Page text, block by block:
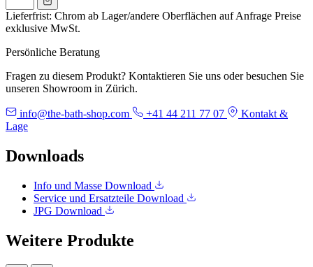
Lieferfrist: Chrom ab Lager/andere Oberflächen auf Anfrage Preise
exklusive MwSt.
Persönliche Beratung
Fragen zu diesem Produkt? Kontaktieren Sie uns oder besuchen Sie
unseren Showroom in Zürich.
info@the-bath-shop.com +41 44 211 77 07
Kontakt &
Lage
Downloads
Info und Masse Download
Service und Ersatzteile Download
JPG Download
Weitere Produkte